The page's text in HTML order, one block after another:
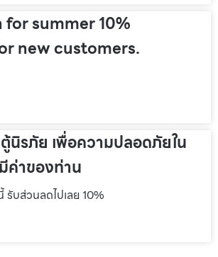
summer 10%
new customers.
ตู้นิรภัย เพื่อความปลอดภัยใน
าของท่าน
รับส่วนลดไปเลย 10%